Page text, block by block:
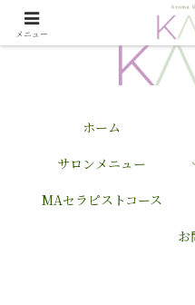
ホーム
サロンメニュー
MAセラピストコース
お
メニュー